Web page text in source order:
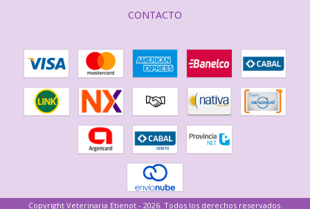
CONTACTO
Copyright Veterinaria Etienot - 2026. Todos los derechos reservados.